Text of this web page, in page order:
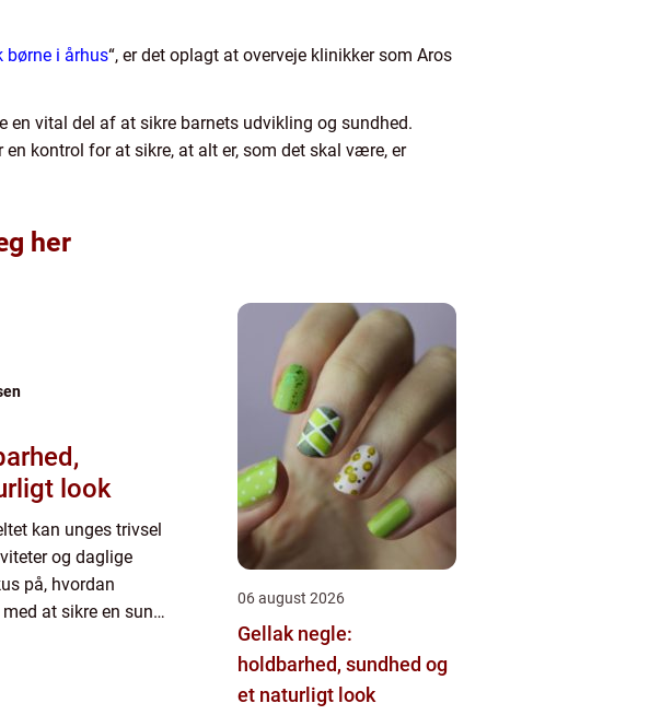
børne i århus“, er det oplagt at overveje klinikker som Aros
vital del af at sikre barnets udvikling og sundhed.
kontrol for at sikre, at alt er, som det skal være, er
her
look
kan unges trivsel
og daglige
på, hvordan
at sikre en sund
06 august 2026
Gellak negle:
holdbarhed, sundhed og
et naturligt look